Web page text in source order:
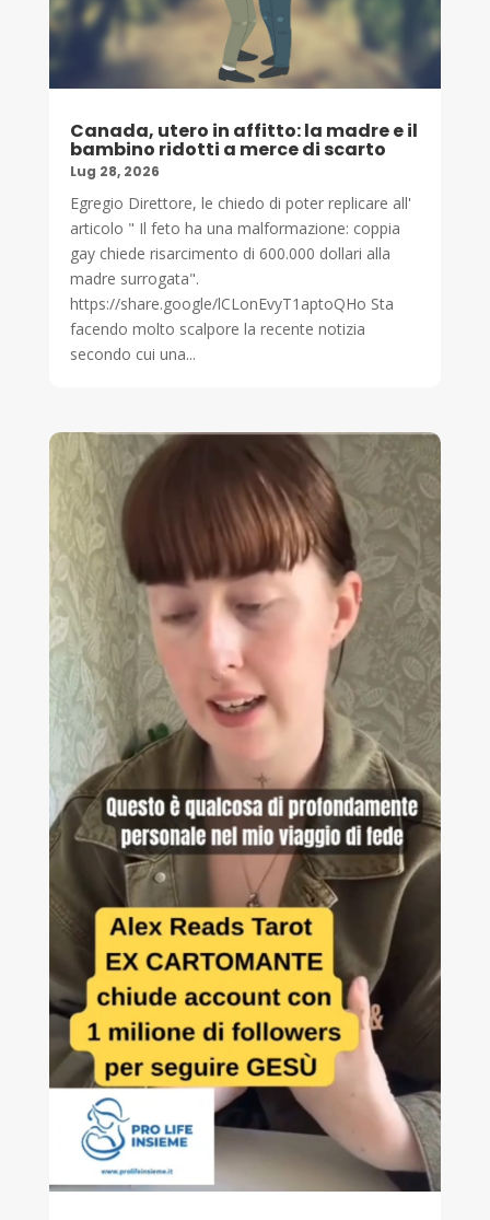
Canada, utero in affitto: la madre e il
bambino ridotti a merce di scarto
Lug 28, 2026
Egregio Direttore, le chiedo di poter replicare all'
articolo " Il feto ha una malformazione: coppia
gay chiede risarcimento di 600.000 dollari alla
madre surrogata".
https://share.google/lCLonEvyT1aptoQHo Sta
facendo molto scalpore la recente notizia
secondo cui una...